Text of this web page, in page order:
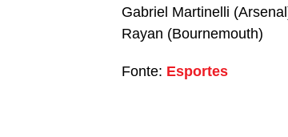
Gabriel Martinelli
Rayan (Bournemouth)
Fonte: Esportes